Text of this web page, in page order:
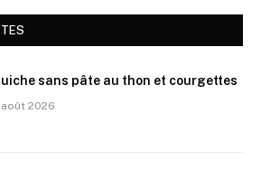
sans pâte au thon et courgettes
2026